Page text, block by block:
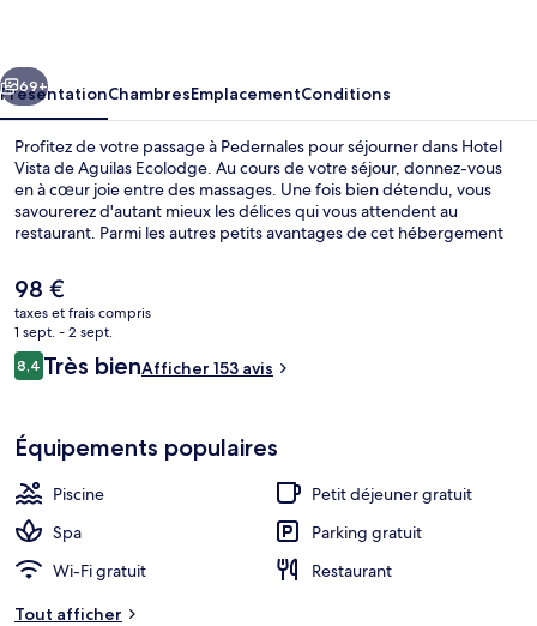
Ecolodge
Suivant
69+
PrésentationChambresEmplacementConditions
Profitez de votre passage à Pedernales pour séjourner dans Hotel
Vista de Aguilas Ecolodge. Au cours de votre séjour, donnez-vous
en à cœur joie entre des massages. Une fois bien détendu, vous
savourerez d'autant mieux les délices qui vous attendent au
restaurant. Parmi les autres petits avantages de cet hébergement
Le
prix
actuel
est
de
98 €
taxes et frais compris
1 sept. - 2 sept.
Avis
voyageurs
8,48,4 sur 10
Très bienAfficher 153 avis
Équipements populaires
Piscine
Petit déjeuner gratuit
Spa
Parking gratuit
Wi-Fi gratuit
Restaurant
Tout afficher